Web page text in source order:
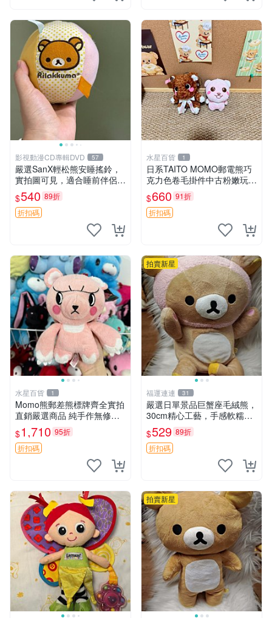
影視動漫CD專輯DVD 57
嚴選SanX輕松熊安睡搖鈴，
實拍圖可見，適合睡前伴侶，
Picks安撫好物 0325 懸吊 電
腦
$540 89折
折扣碼
水星百貨 1
日系TAITO MOMO郵電熊巧
克力色卷毛掛件中古粉嫩玩偶
微瑕推薦 postpet momo 郵
電熊 中古玩偶
$660 91折
折扣碼
水星百貨 1
Momo熊郵差熊標牌齊全實拍
直銷嚴選商品 純手作無修圖
可收藏 郵差熊 Momo熊 標牌
商品
$1,710 95折
折扣碼
拍賣新星
福運連連 31
嚴選日單景品巨蟹座毛絨熊，
30cm精心工藝，手感軟糯推
薦收藏送人 巨蟹座 毛絨玩具
精緻做工
$529 89折
折扣碼
拍賣新星